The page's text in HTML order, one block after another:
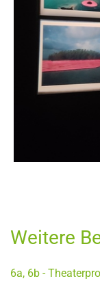
Weitere
6a, 6b -